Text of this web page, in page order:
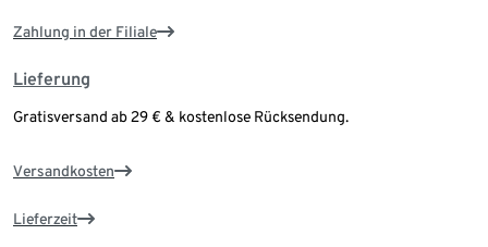
Zahlung in der Filiale
Lieferung
Gratisversand ab 29 € & kostenlose Rücksendung.
Versandkosten
Lieferzeit